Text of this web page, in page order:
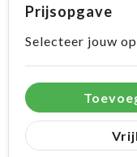
Prijsopgave
Selecteer jouw